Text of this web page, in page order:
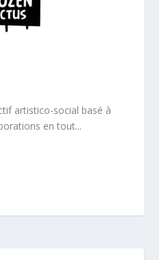
artistico-social basé à
en tout...